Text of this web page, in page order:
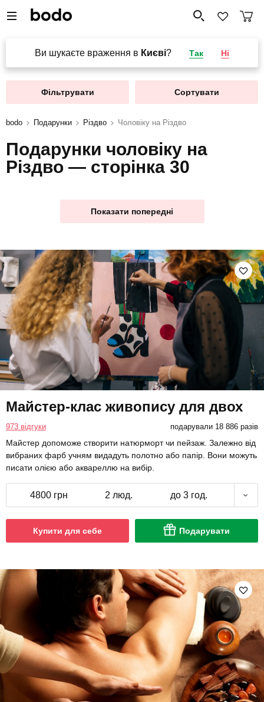
Ви шукаєте враження в Києві? Так Ні
Фільтрувати Сортувати
bodo Подарунки Різдво Чоловіку на Різдво
Подарунки чоловіку на
Різдво — сторінка 30
Показати попередні
Майстер-клас живопису для двох
973 відгуки подарували 18 886 разів
Майстер допоможе створити натюрморт чи пейзаж. Залежно від
вибраних фарб учням видадуть полотно або папір. Вони можуть
писати олією або аквареллю на вибір.
4800 грн 2 люд. до 3 год.
Купити для себе Подарувати